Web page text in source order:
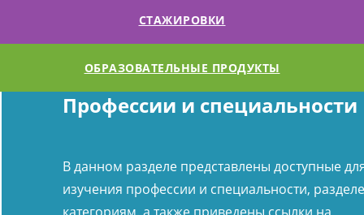
СТАЖИРОВКИ
ОБРАЗОВАТЕЛЬНЫЕ ПРОДУКТЫ
Профессии и специальности
В данном разделе представлены доступные
изучения профессии и специальности,